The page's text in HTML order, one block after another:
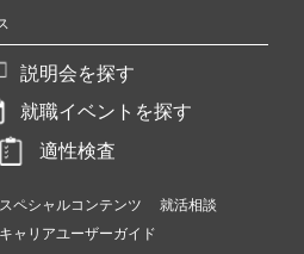
説明会を探す
就職イベントを探す
適性検査
スペシャルコンテンツ
就活相談
ャリアユーザーガイド